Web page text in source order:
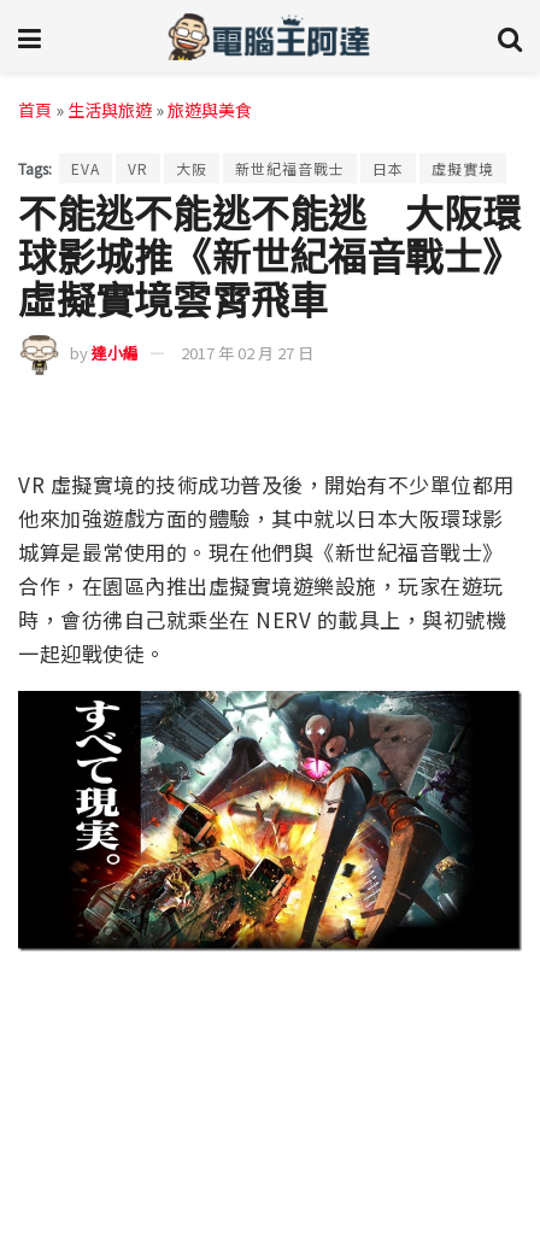
首頁 » 生活與旅遊 »旅遊與美食
Tags: EVA VR 大阪 新世紀福音戰士 日本 虛擬實境
不能逃不能逃不能逃 大阪環
球影城推《新世紀福音戰士》
虛擬實境雲霄飛車
by達小編 2017 年 02 月 27 日
VR 虛擬實境的技術成功普及後，開始有不少單位都用
他來加強遊戲方面的體驗，其中就以日本大阪環球影
城算是最常使用的。現在他們與《新世紀福音戰士》
合作，在園區內推出虛擬實境遊樂設施，玩家在遊玩
時，會彷彿自己就乘坐在 NERV 的載具上，與初號機
一起迎戰使徒。